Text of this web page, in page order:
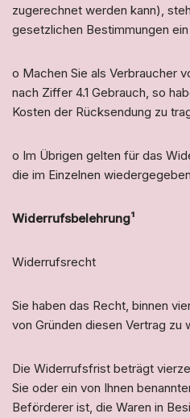
zugerechnet werden kann),
gesetzlichen Bestimmungen
o Machen Sie als Verbraucher
nach Ziffer 4.1 Gebrauch, so
Kosten der Rücksendung zu
o Im Übrigen gelten für das
die im Einzelnen
Widerrufsbelehrung¹
Widerrufsrecht
Sie haben das Recht, binnen
von Gründen diesen Vertrag zu
Die Widerrufsfrist beträgt
Sie oder ein von Ihnen
Beförderer ist, die Waren in